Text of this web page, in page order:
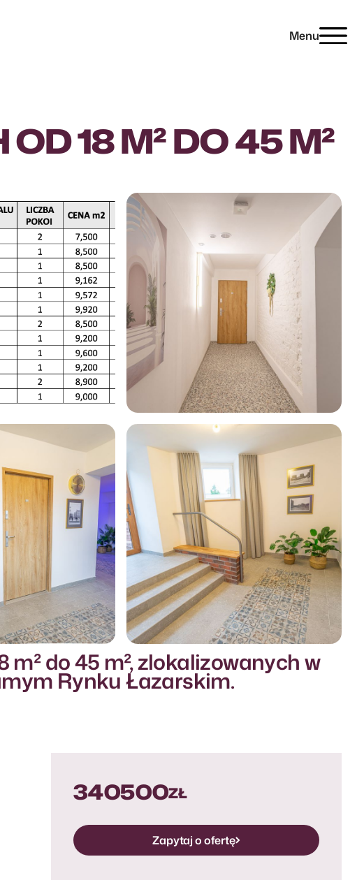
Menu
Menu
18 M² DO 45 M²
Więcej zdjęć
Więcej zdjęć
do 45 m², zlokalizowanych w
Rynku Łazarskim.
340500ZŁ
Zapytaj o ofertę
Zapytaj o ofertę